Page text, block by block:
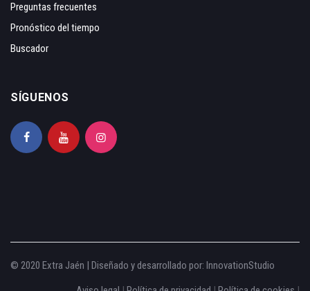
Preguntas frecuentes
Pronóstico del tiempo
Buscador
SÍGUENOS
© 2020 Extra Jaén | Diseñado y desarrollado por: InnovationStudio